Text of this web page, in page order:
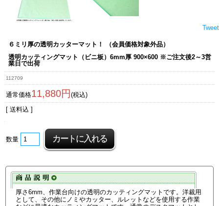
Tweet
６ミリ厚の透明カッターマット！ （会員価格対象外品）
透明カッティングマット（ビニ板）6mm厚 900×600 ※ご注文後2～3営
業日で出荷
112709
通常価格11,880円 (税込)
[ 送料込 ]
数量
厚さ6mm、作業台向けの透明のカッティングマットです。洋裁用
として、その他にノミやカッター、ルレットなどを使用する作業